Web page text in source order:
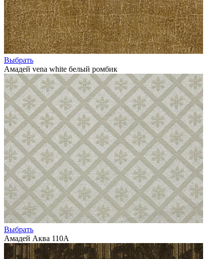
Выбрать
Амадей vena white белый ромбик
Выбрать
Амадей Аква 110А